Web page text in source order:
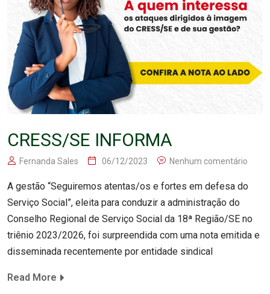
CRESS/SE INFORMA
Fernanda Sales 06/12/2023 Nenhum comentário
A gestão “Seguiremos atentas/os e fortes em defesa do
Serviço Social”, eleita para conduzir a administração do
Conselho Regional de Serviço Social da 18ª Região/SE no
triênio 2023/2026, foi surpreendida com uma nota emitida e
disseminada recentemente por entidade sindical
Read More